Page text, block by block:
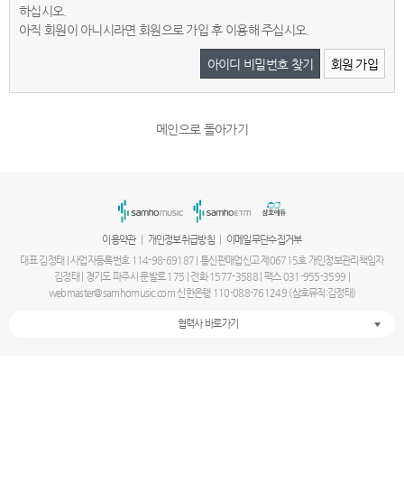
하십시오.
아직 회원이 아니시라면 회원으로 가입 후 이용해 주십시오.
아이디 비밀번호 찾기 회원 가입
메인으로 돌아가기
이용약관 개인정보취급방침
이메일무단수집거부
대표 김정태 | 사업자등록번호 114-98-69187 | 통신판매업신고 제06715호 개인정보관리책임자
김정태 | 경기도 파주시 문발로 175 | 전화 1577-3588 | 팩스 031-955-3599 |
webmaster@samhomusic.com 신한은행 110-088-761249 (삼호뮤직:김정태)
협력사 바로가기